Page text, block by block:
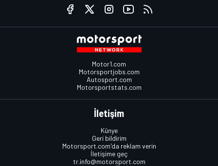
Motor1.com
Motorsportjobs.com
Autosport.com
Motorsportstats.com
İletişim
Künye
Geri bildirim
Motorsport.com'da reklam verin
İletişime geç
tr.info@motorsport.com